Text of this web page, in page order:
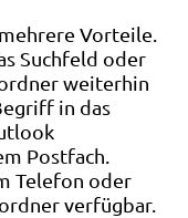
Vorteile.
Suchfeld oder
weiterhin
in das
Postfach.
Telefon oder
verfügbar.